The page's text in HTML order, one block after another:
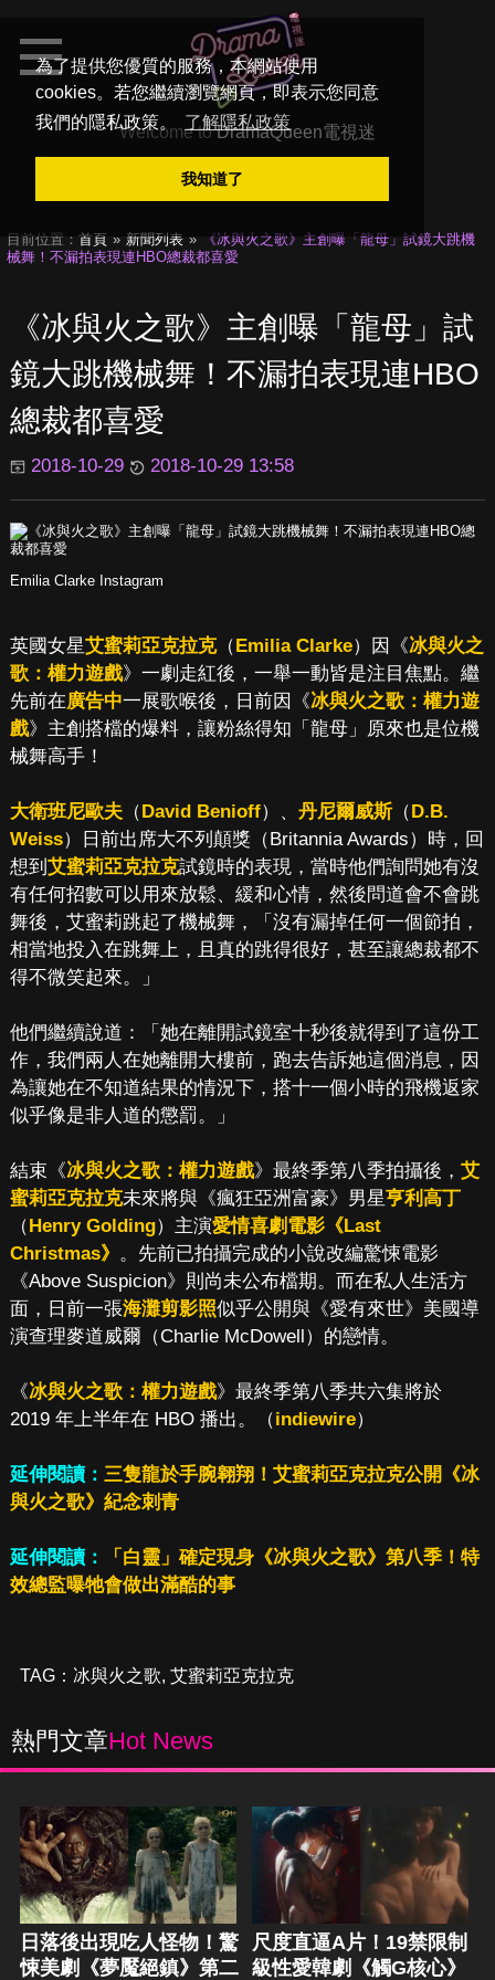
為了提供您優質的服務，本網站使用
cookies。若您繼續瀏覽網頁，即表示您同意
我們的隱私政策。
了解隱私政策
我知道了
Welcome toDramaQueen電視迷
目前位置： 首頁 新聞列表
《冰與火之歌》主創曝「龍母」試鏡大跳機
械舞！不漏拍表現連HBO總裁都喜愛
《冰與火之歌》主創曝「龍母」試
鏡大跳機械舞！不漏拍表現連HBO
總裁都喜愛
2018-10-29 2018-10-29 13:58
Emilia Clarke Instagram
英國女星艾蜜莉亞克拉克（Emilia Clarke）因《冰與火之
歌：權力遊戲》一劇走紅後，一舉一動皆是注目焦點。繼
先前在廣告中一展歌喉後，日前因《冰與火之歌：權力遊
戲》主創搭檔的爆料，讓粉絲得知「龍母」原來也是位機
械舞高手！
大衛班尼歐夫（David Benioff）、 丹尼爾威斯（D.B.
Weiss）日前出席大不列顛獎（Britannia Awards）時，回
想到 艾蜜莉亞克拉克試鏡時的表現，當時他們詢問她有沒
有任何招數可以用來放鬆、緩和心情，然後問道會不會跳
舞後，艾蜜莉跳起了機械舞，「沒有漏掉任何一個節拍，
相當地投入在跳舞上，且真的跳得很好，甚至讓總裁都不
得不微笑起來。」
他們繼續說道：「她在離開試鏡室十秒後就得到了這份工
作，我們兩人在她離開大樓前，跑去告訴她這個消息，因
為讓她在不知道結果的情況下，搭十一個小時的飛機返家
似乎像是非人道的懲罰。」
結束《冰與火之歌：權力遊戲》最終季第八季拍攝後， 艾
蜜莉亞克拉克未來將與《瘋狂亞洲富豪》男星亨利高丁
（Henry Golding）主演愛情喜劇電影《Last
Christmas》 。先前已拍攝完成的小說改編驚悚電影
《Above Suspicion》則尚未公布檔期。而在私人生活方
面，日前一張海灘剪影照似乎公開與《愛有來世》美國導
演查理麥道威爾（Charlie McDowell）的戀情。
《冰與火之歌：權力遊戲》最終季第八季共六集將於
2019 年上半年在 HBO 播出。（indiewire）
延伸閱讀： 三隻龍於手腕翱翔！艾蜜莉亞克拉克公開《冰
與火之歌》紀念刺青
延伸閱讀：
「白靈」確定現身《冰與火之歌》第八季！特
效總監曝牠會做出滿酷的事
TAG： 冰與火之歌, 艾蜜莉亞克拉克
熱門文章Hot News
日落後出現吃人怪物！驚
悚美劇《夢魘絕鎮》第二
尺度直逼A片！19禁限制
級性愛韓劇《觸G核心》